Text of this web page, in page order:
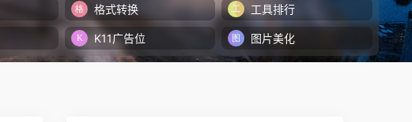
格式转换 工具排行
K11广告位 图片美化